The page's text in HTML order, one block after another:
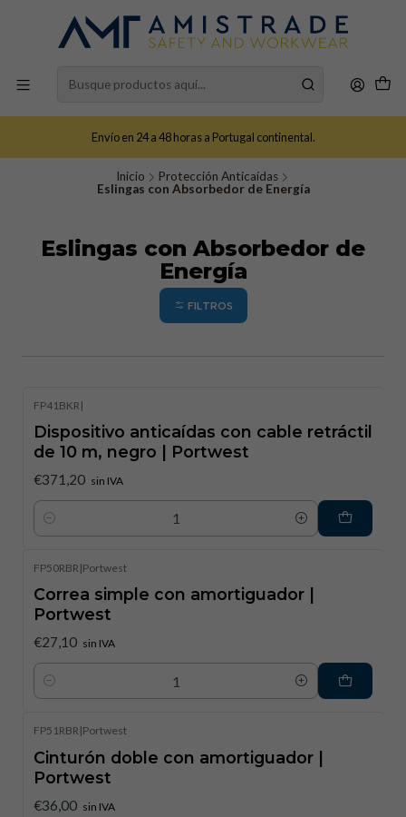
Envío en 24 a 48 horas a Portugal continental.
Inicio
Protección Anticaídas
Eslingas con Absorbedor de Energía
Eslingas con Absorbedor de
Energía
FILTROS
FP41BKR |
Dispositivo anticaídas con cable retráctil
de 10 m, negro | Portwest
€371,20 sin IVA
Cantidad
FP50RBR |Portwest
Correa simple con amortiguador |
Portwest
€27,10 sin IVA
Cantidad
FP51RBR |Portwest
Cinturón doble con amortiguador |
Portwest
€36,00 sin IVA